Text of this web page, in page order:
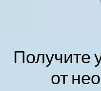
Получите
от